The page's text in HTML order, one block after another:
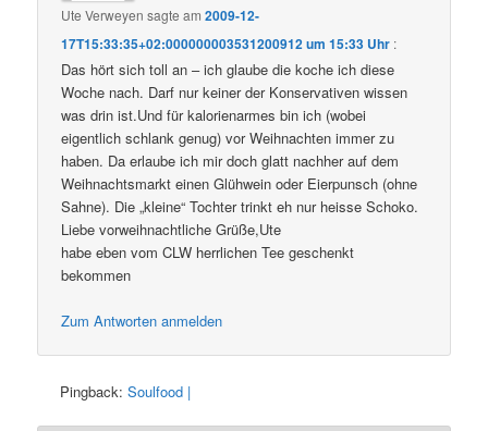
Ute Verweyen sagte am2009-12-
17T15:33:35+02:000000003531200912 um 15:33 Uhr :
Das hört sich toll an – ich glaube die koche ich diese
Woche nach. Darf nur keiner der Konservativen wissen
was drin ist.Und für kalorienarmes bin ich (wobei
eigentlich schlank genug) vor Weihnachten immer zu
haben. Da erlaube ich mir doch glatt nachher auf dem
Weihnachtsmarkt einen Glühwein oder Eierpunsch (ohne
Sahne). Die „kleine“ Tochter trinkt eh nur heisse Schoko.
Liebe vorweihnachtliche Grüße,Ute
habe eben vom CLW herrlichen Tee geschenkt
bekommen
Zum Antworten anmelden
Pingback:Soulfood |